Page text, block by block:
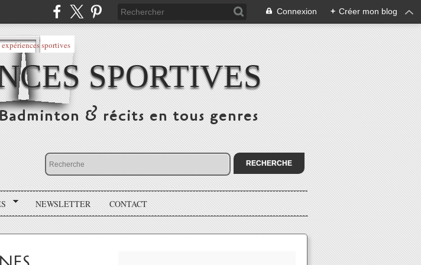
Connexion + Créer mon blog
SPORTIVES
& récits en tous genres
NEWSLETTER CONTACT